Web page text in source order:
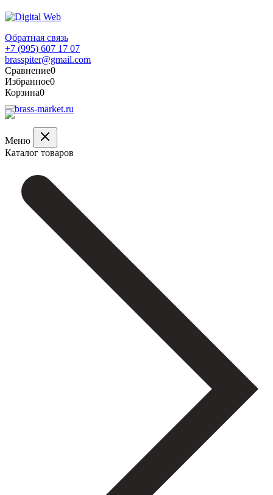
Обратная связь
+7 (995) 607 17 07
brasspiter@gmail.com
Сравнение0
Избранное0
Корзина0
Меню
Каталог товаров